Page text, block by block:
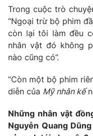
Hậu trường
Nhân vật
Khán giả
Điện ảnh
Âm nhạc
Sao
Đời sống
Du lịch
Làm đẹp
Chất lượng cuộc sống
Giáo dục
Học trực tuyến
Công nghệ
Sản phẩm
Giao lưu trực tuyến
Trong cuộc trò
“Ngoại trừ bộ phim
còn lại tôi làm đều
nhân vật đó không
nào cũng có”.
“Còn một bộ phim
diễn của Mỹ nhân kế
Những nhân vật
Nguyễn Quang